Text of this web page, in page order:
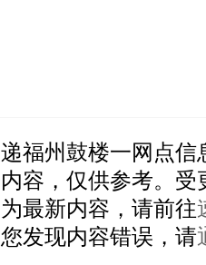
福州鼓楼一网点信
容，仅供参考。受
最新内容，请前往
发现内容错误，请